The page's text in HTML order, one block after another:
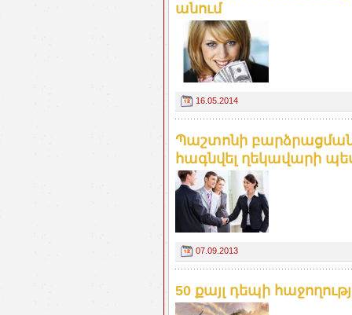
անում
16.05.2014
Պաշտոնի
հագնվել ղեկավարի
07.09.2013
50 քայլ դեպի